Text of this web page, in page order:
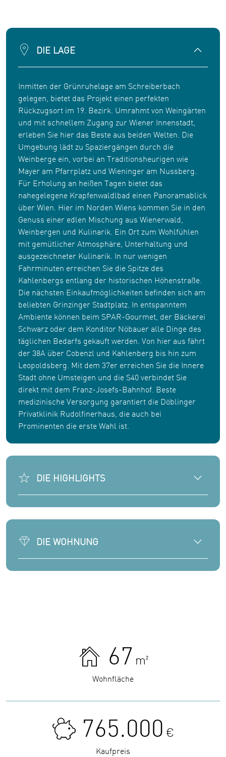
DIE LAGE
Inmitten der Grünruhelage am Schreiberbach
gelegen, bietet das Projekt einen perfekten
Rückzugsort im 19. Bezirk. Umrahmt von Weingärten
und mit schnellem Zugang zur Wiener Innenstadt,
erleben Sie hier das Beste aus beiden Welten. Die
Umgebung lädt zu Spaziergängen durch die
Weinberge ein, vorbei an Traditionsheurigen wie
Mayer am Pfarrplatz und Wieninger am Nussberg.
Für Erholung an heißen Tagen bietet das
nahegelegene Krapfenwaldlbad einen Panoramablick
über Wien. Hier im Norden Wiens kommen Sie in den
Genuss einer edlen Mischung aus Wienerwald,
Weinbergen und Kulinarik. Ein Ort zum Wohlfühlen
mit gemütlicher Atmosphäre, Unterhaltung und
ausgezeichneter Kulinarik. In nur wenigen
Fahrminuten erreichen Sie die Spitze des
Kahlenbergs entlang der historischen Höhenstraße.
Die nächsten Einkaufmöglichkeiten befinden sich am
beliebten Grinzinger Stadtplatz. In entspanntem
Ambiente können beim SPAR-Gourmet, der Bäckerei
Schwarz oder dem Konditor Nöbauer alle Dinge des
täglichen Bedarfs gekauft werden. Von hier aus fährt
der 38A über Cobenzl und Kahlenberg bis hin zum
Leopoldsberg. Mit dem 37er erreichen Sie die Innere
Stadt ohne Umsteigen und die S40 verbindet Sie
direkt mit dem Franz-Josefs-Bahnhof. Beste
medizinische Versorgung garantiert die Döblinger
Privatklinik Rudolfinerhaus, die auch bei
Prominenten die erste Wahl ist.
DIE HIGHLIGHTS
DIE WOHNUNG
67 m²
Wohnfläche
765.000 €
Kaufpreis